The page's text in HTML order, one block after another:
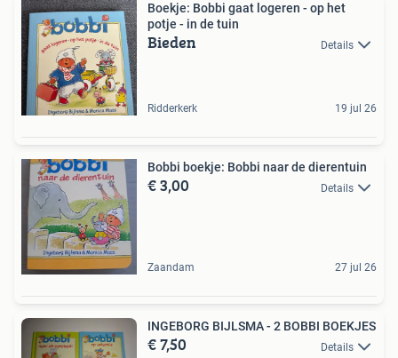
Boekje: Bobbi gaat logeren - op het
potje - in de tuin
Bieden Details
Ridderkerk 19 jul 26
Bobbi boekje: Bobbi naar de dierentuin
€ 3,00 Details
Zaandam 27 jul 26
INGEBORG BIJLSMA - 2 BOBBI BOEKJES
€ 7,50 Details